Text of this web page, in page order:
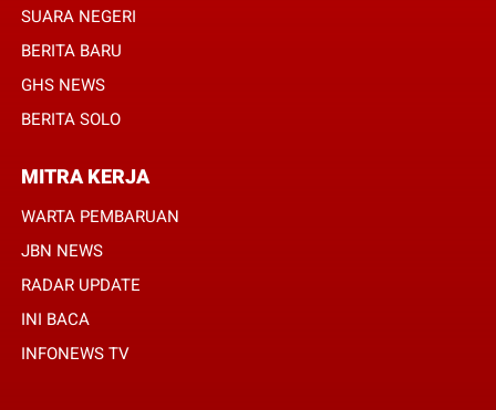
SUARA NEGERI
BERITA BARU
GHS NEWS
BERITA SOLO
MITRA KERJA
WARTA PEMBARUAN
JBN NEWS
RADAR UPDATE
INI BACA
INFONEWS TV